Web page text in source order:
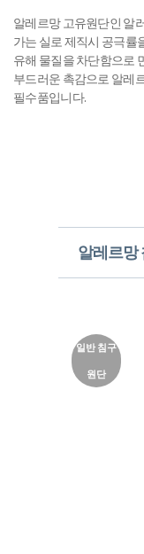
알레르망 고유원단인 알
가는 실로 제직시 공극률
유해 물질을 차단함으로
부드러운 촉감으로 알레
필수품입니다.
알레르망
일반 침구
원단